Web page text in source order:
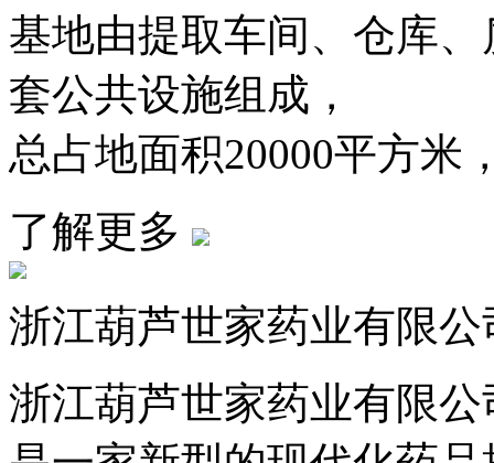
基地由提取车间、仓库
套公共设施组成，
总占地面积20000平方米
了解更多
浙江葫芦世家药业有限公
浙江葫芦世家药业有限公